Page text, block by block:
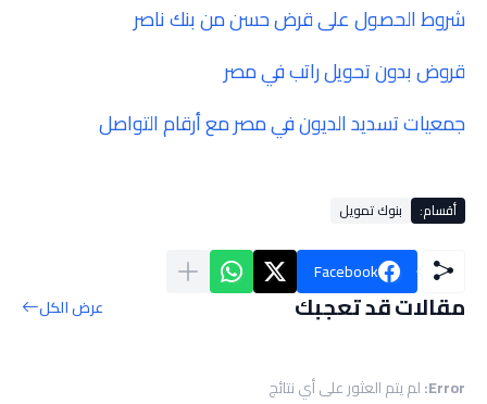
شروط الحصول على قرض حسن من بنك ناصر
قروض بدون تحويل راتب في مصر
جمعيات تسديد الديون في مصر مع أرقام التواصل
أقسام: بنوك تمويل
Facebook
مقالات قد تعجبك عرض الكل
Error: لم يتم العثور على أي نتائج